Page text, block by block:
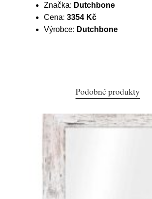
Značka: Dutchbone
Cena: 3354 Kč
Výrobce: Dutchbone
Podobné produkty